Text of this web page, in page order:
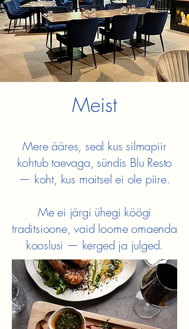
Meist
Mere ääres, seal kus silmapiir
kohtub taevaga, sündis Blu Resto
— koht, kus maitsel ei ole piire.
Me ei järgi ühegi köögi
traditsioone, vaid loome omaenda
kooslusi — kerged ja julged.